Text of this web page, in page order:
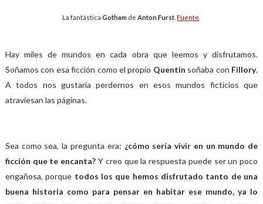
La fantásticaGotham deAnton Furst .Fuente
Hay miles de mundos en cada obra que leemos y disfrutamos.
Soñamos con esa ficción como el propio Quentin soñaba con Fillory.
A todos nos gustaría perdernos en esos mundos ficticios que
atraviesan las páginas.
Sea como sea, la pregunta era: ¿cómo sería vivir en un mundo de
ficción que te encanta? Y creo que la respuesta puede ser un poco
engañosa, porque todos los que hemos disfrutado tanto de una
buena historia como para pensar en habitar ese mundo, ya lo